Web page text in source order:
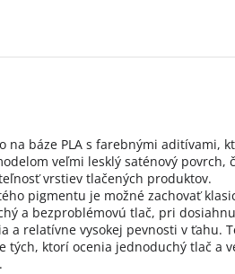
na báze PLA s farebnými aditívami,
veľmi lesklý saténový povrch,
vrstiev tlačených produktov.
pigmentu je možné zachovať
a bezproblémovú tlač, pri
a relatívne vysokej pevnosti v ťahu.
tých, ktorí ocenia jednoduchý tlač a